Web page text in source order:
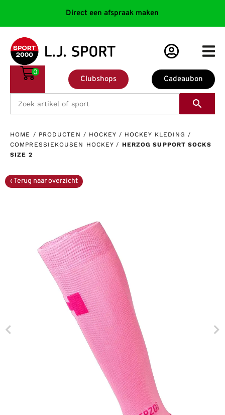
Direct een afspraak maken
Cadeaubon
Clubshops
0
HOME / PRODUCTEN / HOCKEY / HOCKEY KLEDING /
COMPRESSIEKOUSEN HOCKEY / HERZOG SUPPORT SOCKS
SIZE 2